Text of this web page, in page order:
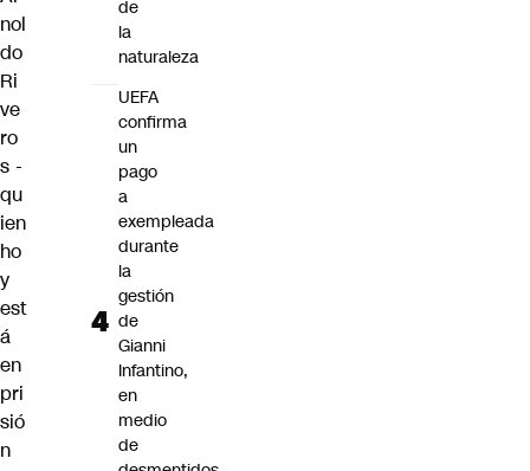
nol
do
Ri
ve
ro
s -
qu
ien
ho
y
est
á
en
pri
sió
n
de
la
naturaleza
UEFA
confirma
un
pago
a
exempleada
durante
la
gestión
de
Gianni
Infantino,
en
medio
de